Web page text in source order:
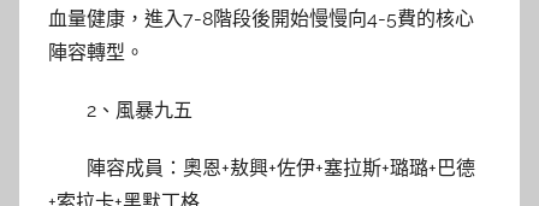
血量健康，進入7-8階段後開始慢慢向4-5費的核心
陣容轉型。
2、風暴九五
陣容成員：奧恩+敖興+佐伊+塞拉斯+璐璐+巴德
+索拉卡+黑默丁格